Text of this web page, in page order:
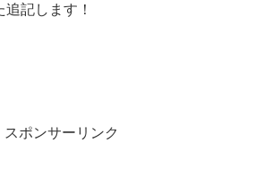
追記します！
スポンサーリンク